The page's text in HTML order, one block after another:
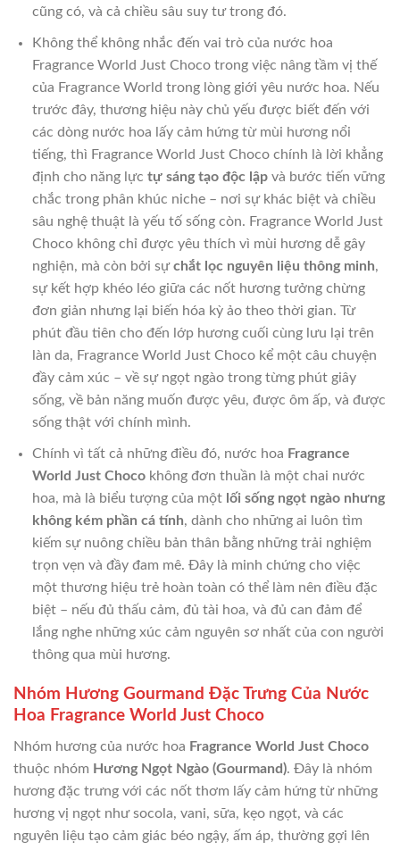
cũng có, và cả chiều sâu suy tư trong đó.
Không thể không nhắc đến vai trò của nước hoa
Fragrance World Just Choco trong việc nâng tầm vị thế
của Fragrance World trong lòng giới yêu nước hoa. Nếu
trước đây, thương hiệu này chủ yếu được biết đến với
các dòng nước hoa lấy cảm hứng từ mùi hương nổi
tiếng, thì Fragrance World Just Choco chính là lời khẳng
định cho năng lực tự sáng tạo độc lậpvà bước tiến vững
chắc trong phân khúc niche – nơi sự khác biệt và chiều
sâu nghệ thuật là yếu tố sống còn. Fragrance World Just
Choco không chỉ được yêu thích vì mùi hương dễ gây
nghiện, mà còn bởi sựchắt lọc nguyên liệu thông minh,
sự kết hợp khéo léo giữa các nốt hương tưởng chừng
đơn giản nhưng lại biến hóa kỳ ảo theo thời gian. Từ
phút đầu tiên cho đến lớp hương cuối cùng lưu lại trên
làn da, Fragrance World Just Choco kể một câu chuyện
đầy cảm xúc – về sự ngọt ngào trong từng phút giây
sống, về bản năng muốn được yêu, được ôm ấp, và được
sống thật với chính mình.
Chính vì tất cả những điều đó, nước hoa Fragrance
World Just Chocokhông đơn thuần là một chai nước
hoa, mà là biểu tượng của một lối sống ngọt ngào nhưng
không kém phần cá tính, dành cho những ai luôn tìm
kiếm sự nuông chiều bản thân bằng những trải nghiệm
trọn vẹn và đầy đam mê. Đây là minh chứng cho việc
một thương hiệu trẻ hoàn toàn có thể làm nên điều đặc
biệt – nếu đủ thấu cảm, đủ tài hoa, và đủ can đảm để
lắng nghe những xúc cảm nguyên sơ nhất của con người
thông qua mùi hương.
Nhóm Hương Gourmand Đặc Trưng Của Nước
Hoa Fragrance World Just Choco
Nhóm hương của nước hoa Fragrance World Just Choco
thuộc nhóm Hương Ngọt Ngào (Gourmand). Đây là nhóm
hương đặc trưng với các nốt thơm lấy cảm hứng từ những
hương vị ngọt như socola, vani, sữa, kẹo ngọt, và các
nguyên liệu tạo cảm giác béo ngậy, ấm áp, thường gợi lên